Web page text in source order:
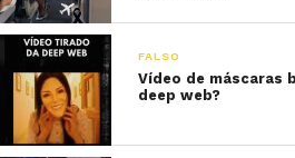
FALSO
Vídeo de máscaras
deep web?